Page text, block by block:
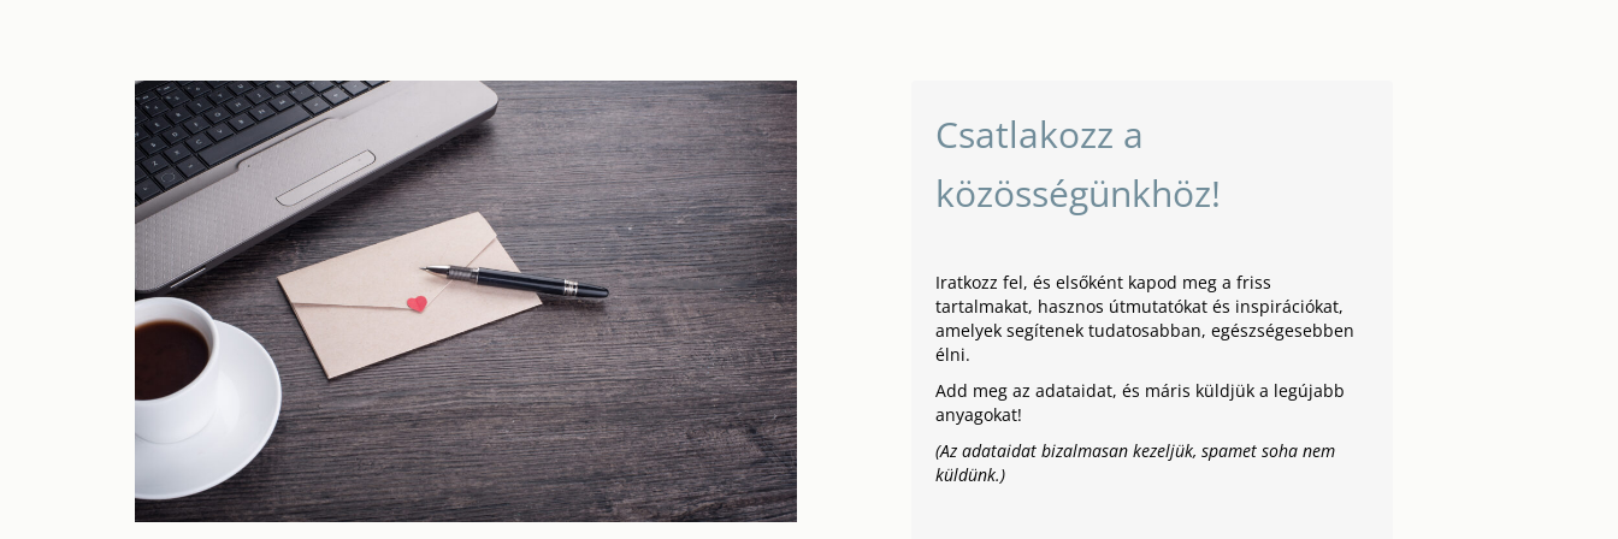
Csatlakozz a
közösségünkhöz!
Iratkozz fel, és elsőként kapod meg a friss
tartalmakat, hasznos útmutatókat és inspirációkat,
amelyek segítenek tudatosabban, egészségesebben
élni.
Add meg az adataidat, és máris küldjük a legújabb
anyagokat!
(Az adataidat bizalmasan kezeljük, spamet soha nem
küldünk.)